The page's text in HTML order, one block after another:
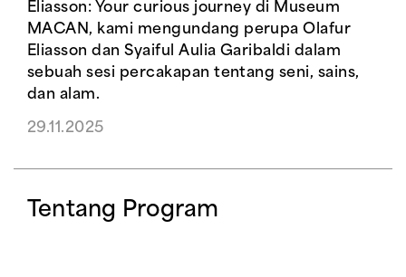
Eliasson: Your curious journey di Museum
MACAN, kami mengundang perupa Olafur
Eliasson dan Syaiful Aulia Garibaldi dalam
sebuah sesi percakapan tentang seni, sains,
dan alam.
29.11.2025
Tentang Program